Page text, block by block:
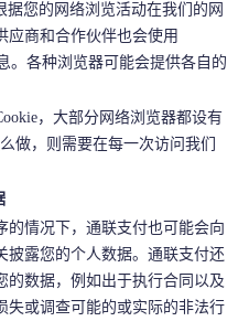
您的网络浏览活动在我们的网
应商和合作伙伴也会使用
。各种浏览器可能会提供各自的
，大部分网络浏览器都设有
做，则需要在每一次访问我们
的情况下，通联支付也可能会向
披露您的个人数据。通联支付还
的数据，例如出于执行合同以及
失或调查可能的或实际的非法行